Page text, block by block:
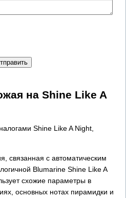
на Shine Like A
Shine Like A Night,
связанная с автоматическим
Blumarine Shine Like A
схожие параметры в
основных нотах пирамидки и